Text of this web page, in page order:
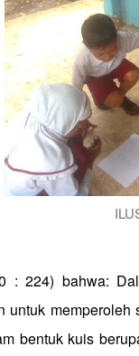
: 224) bahwa:
untuk
bentuk kuis